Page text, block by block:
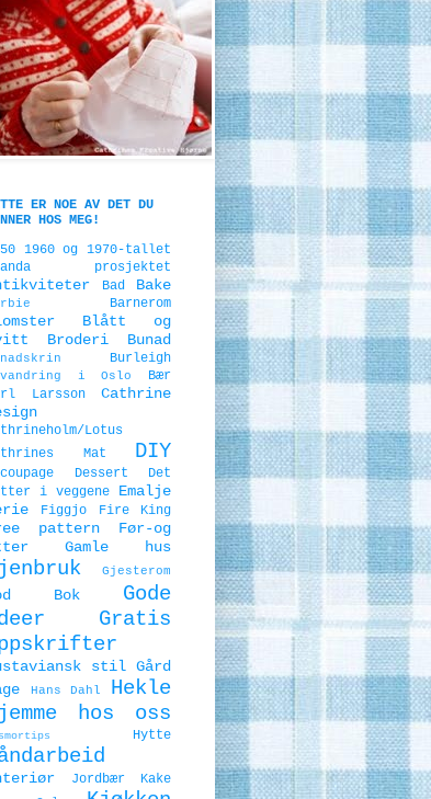
ER NOE AV DET DU
HOS MEG!
1960 og 1970-tallet
prosjektet
Bad Bake
Barnerom
Blått og
Broderi Bunad
Burleigh
i Oslo
Bær
Larsson
Cathrine
Lotus
Mat
DIY
Dessert
Det
i veggene
Emalje
Figgjo Fire King
pattern
Før-og
Gamle hus
Gjesterom
Bok
Gode
Gratis
stil Gård
Hans Dahl
Hekle
hos oss
Hytte
Jordbær Kake